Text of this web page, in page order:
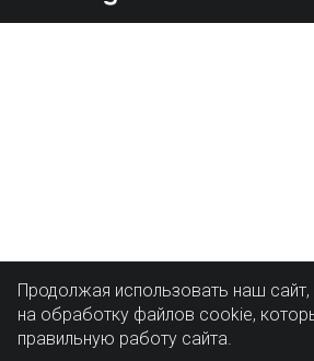
Продолжая использовать наш сайт,
на обработку файлов cookie,
правильную работу сайта.